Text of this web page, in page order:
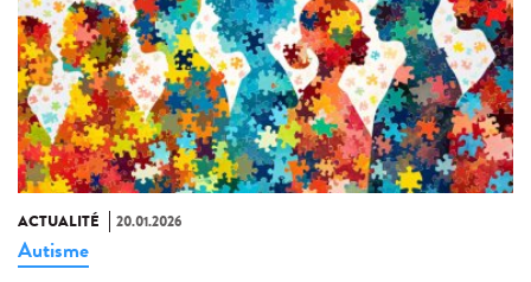
ACTUALITÉ 20.01.2026
Autisme